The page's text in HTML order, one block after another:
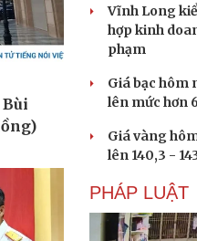
Vĩnh Long
hợp kinh
phạm
Giá bạc hôm
lên mức hơn
Giá vàng
lên 140,3 -
PHÁP LUẬT